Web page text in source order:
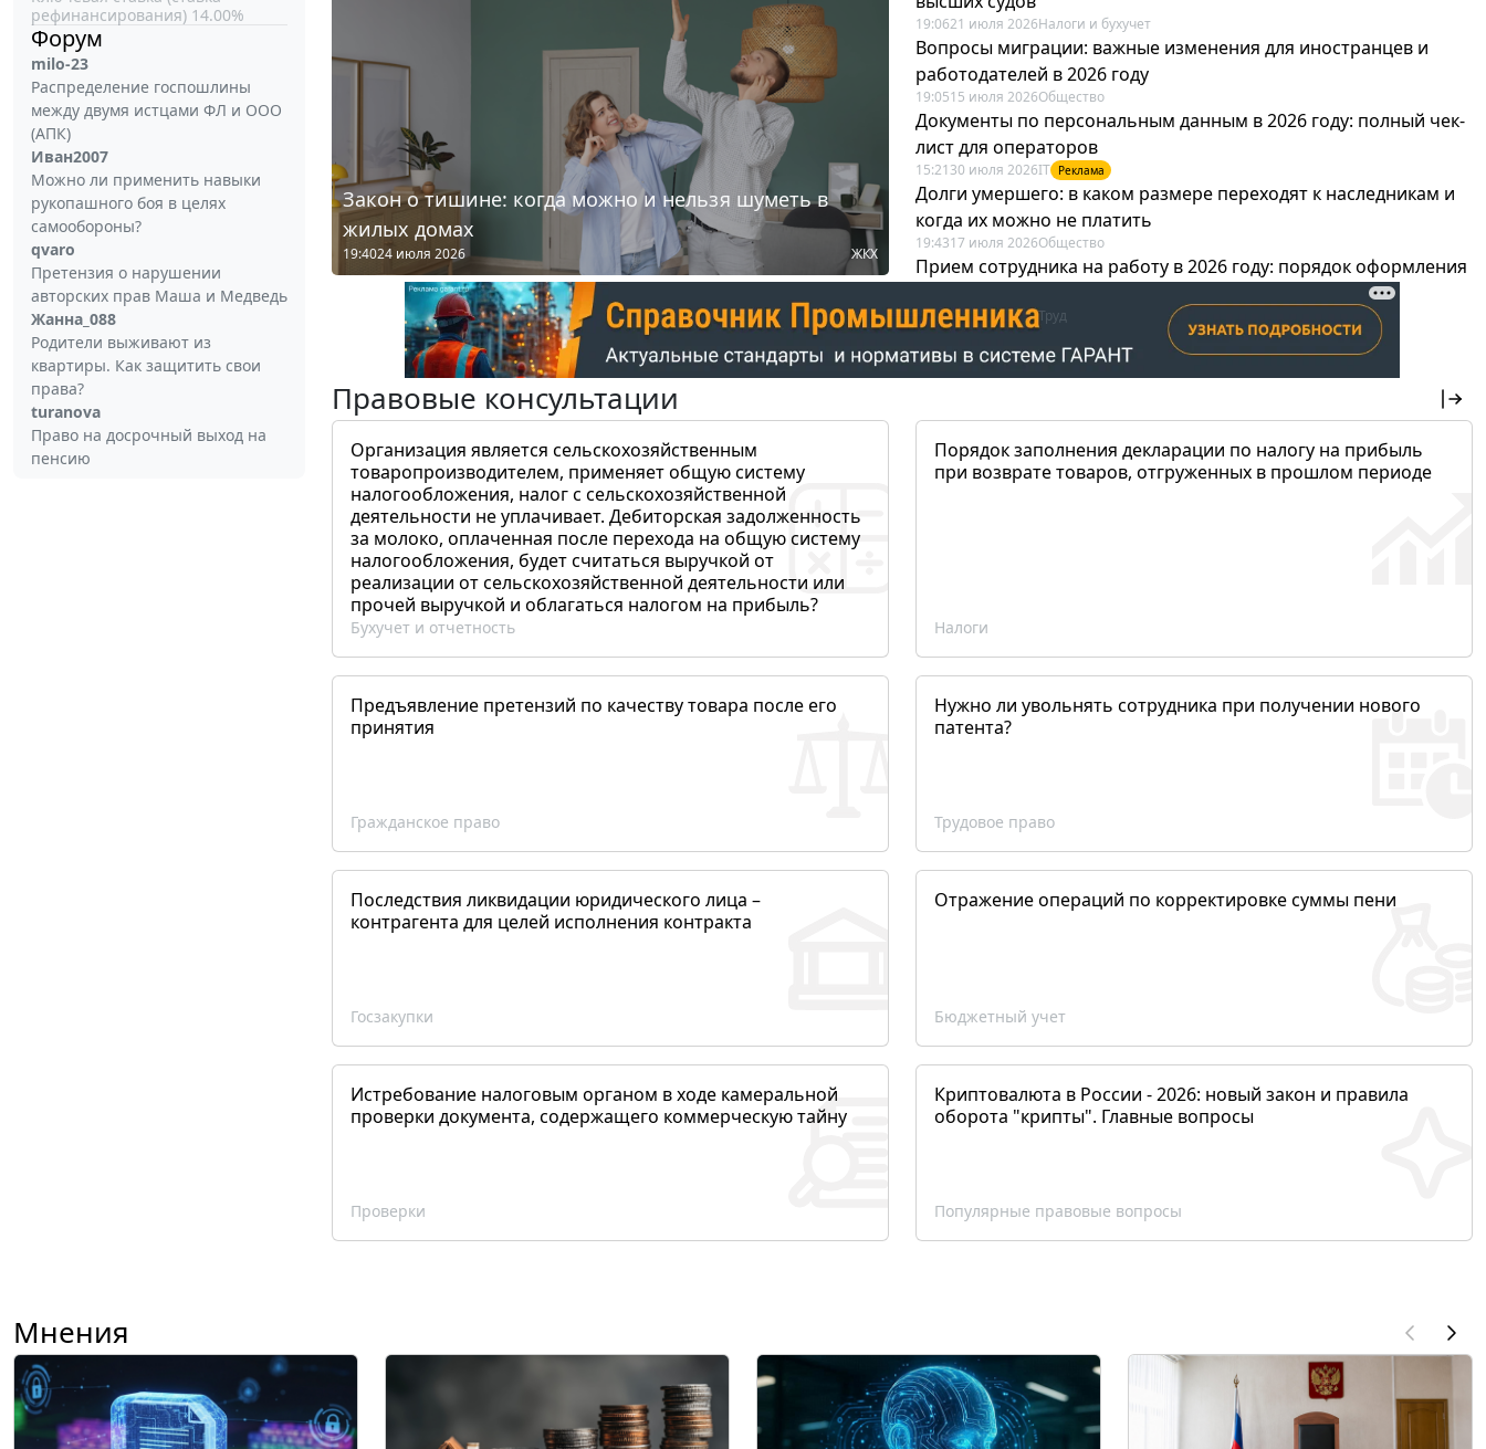
рефинансирования) 14.00%
Форум
milo-23
Распределение госпошлины
между двумя истцами ФЛ и ООО
(АПК)
Иван2007
Можно ли применить навыки
рукопашного боя в целях
самообороны?
qvaro
Претензия о нарушении
авторских прав Маша и Медведь
Жанна_088
Родители выживают из
квартиры. Как защитить свои
права?
turanova
Право на досрочный выход на
пенсию
Закон о тишине: когда можно и нельзя шуметь в
жилых домах
19:4024 июля 2026 ЖКХ
19:0621 июля 2026Налоги и бухучет
Вопросы миграции: важные изменения для иностранцев и
работодателей в 2026 году
19:0515 июля 2026Общество
Документы по персональным данным в 2026 году: полный чек-
лист для операторов
15:21 30 июля 2026IT Реклама
Долги умершего: в каком размере переходят к наследникам и
когда их можно не платить
19:4317 июля 2026Общество
Прием сотрудника на работу в 2026 году: порядок оформления
12:2822 июля 2026Труд
Правовые консультации
Организация является сельскохозяйственным
товаропроизводителем, применяет общую систему
налогообложения, налог с сельскохозяйственной
деятельности не уплачивает. Дебиторская задолженность
за молоко, оплаченная после перехода на общую систему
налогообложения, будет считаться выручкой от
реализации от сельскохозяйственной деятельности или
прочей выручкой и облагаться налогом на прибыль?
Бухучет и отчетность
Порядок заполнения декларации по налогу на прибыль
при возврате товаров, отгруженных в прошлом периоде
Налоги
Предъявление претензий по качеству товара после его
принятия
Гражданское право
Нужно ли увольнять сотрудника при получении нового
патента?
Трудовое право
Последствия ликвидации юридического лица –
контрагента для целей исполнения контракта
Госзакупки
Отражение операций по корректировке суммы пени
Бюджетный учет
Истребование налоговым органом в ходе камеральной
проверки документа, содержащего коммерческую тайну
Проверки
Криптовалюта в России - 2026: новый закон и правила
оборота "крипты". Главные вопросы
Популярные правовые вопросы
Мнения